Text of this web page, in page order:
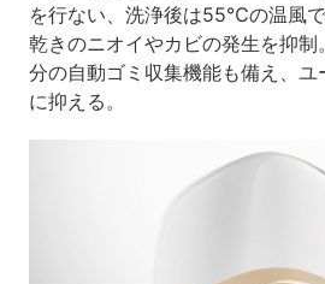
を行ない、洗浄後は55℃の温風
乾きのニオイやカビの発生を抑
分の自動ゴミ収集機能も備え、
に抑える。